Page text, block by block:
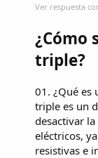
Ver respuesta
¿Cómo
triple?
01. ¿Qué es
triple es un
desactivar
eléctricos,
resistivas e